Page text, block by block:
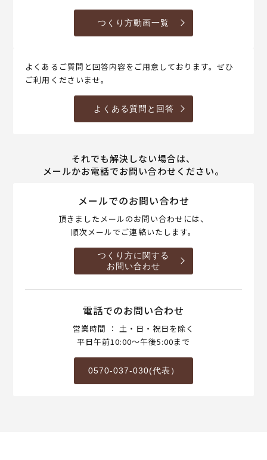
つくり方動画一覧
よくあるご質問と回答内容をご用意しております。ぜひ
ご利用くださいませ。
よくある質問と回答
それでも解決しない場合は、
メールかお電話でお問い合わせください。
メールでのお問い合わせ
頂きましたメールのお問い合わせには、
順次メールでご連絡いたします。
つくり方に関する
お問い合わせ
電話でのお問い合わせ
営業時間 ： 土・日・祝日を除く
平日午前10:00～午後5:00まで
0570-037-030(代表）